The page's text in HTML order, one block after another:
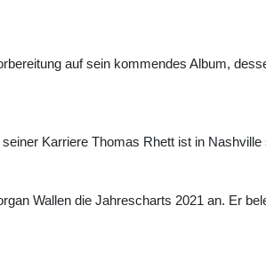
auf sein kommendes Album,
Karriere Thomas Rhett ist in
Wallen die Jahrescharts 2021 an. Er